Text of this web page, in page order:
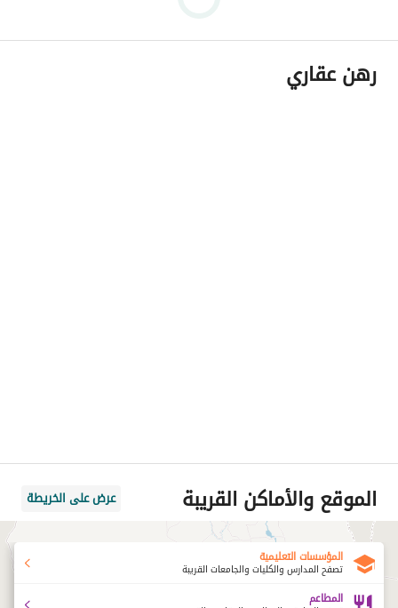
رهن عقاري
الموقع والأماكن القريبة عرض على الخريطة
المؤسسات التعليمية
تصفح المدارس والكليات والجامعات القريبة
المطاعم